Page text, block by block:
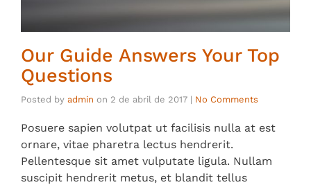
Our Guide Answers Your Top
Questions
Posted by admin on 2 de abril de 2017 | No Comments
Posuere sapien volutpat ut facilisis nulla at est
ornare, vitae pharetra lectus hendrerit.
Pellentesque sit amet vulputate ligula. Nullam
suscipit hendrerit metus, et blandit tellus